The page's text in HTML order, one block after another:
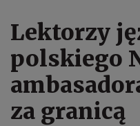
Lektorzy
polskiego
za granicą